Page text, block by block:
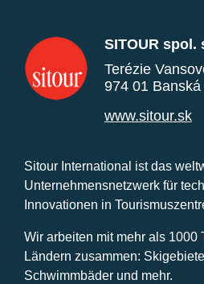
SITOUR spol.
Terézie
974 01
www.sitour.sk
Sitour International ist das
Unternehmensnetzwerk für
Innovationen in
Wir arbeiten mit mehr als 1000
Ländern zusammen:
Schwimmbäder und mehr.